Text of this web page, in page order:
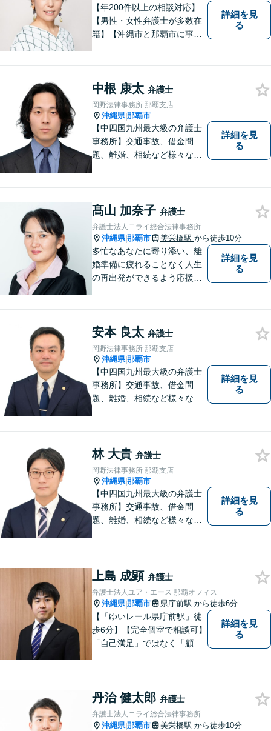
【年200件以上の相談対応】
【男性・女性弁護士が多数在
籍】【沖縄市と那覇市に事務
らではの習慣」を熟知した弁
護士が多数在籍。
詳細を見
る
中根 康太 弁護士
岡野法律事務所 那覇支店
沖縄県|那覇市
【中四国九州最大級の弁護士
事務所】交通事故、借金問
題、離婚、相続など様々な問
い！
詳細を見
る
髙山 加奈子 弁護士
弁護士法人ニライ総合法律事務所
沖縄県|那覇市 美栄橋駅 から徒歩10分
多忙なあなたに寄り添い、離
婚準備に疲れることなく人生
の再出発ができるよう応援し
詳細を見
る
安本 良太 弁護士
岡野法律事務所 那覇支店
沖縄県|那覇市
【中四国九州最大級の弁護士
事務所】交通事故、借金問
題、離婚、相続など様々な問
い！
詳細を見
る
林 大貴 弁護士
岡野法律事務所 那覇支店
沖縄県|那覇市
【中四国九州最大級の弁護士
事務所】交通事故、借金問
題、離婚、相続など様々な問
い！
詳細を見
る
上島 成顕 弁護士
弁護士法人ユア・エース 那覇オフィス
沖縄県|那覇市 県庁前駅 から徒歩6分
【「ゆいレール県庁前駅」徒
歩6分】【完全個室で相談可】
「自己満足」ではなく「顧客
が本当に求める最高の結果に
こだわり続けたいと考えてお
ります。 お気軽にご相談くだ
詳細を見
る
丹治 健太郎 弁護士
弁護士法人ニライ総合法律事務所
沖縄県|那覇市 美栄橋駅 から徒歩10分